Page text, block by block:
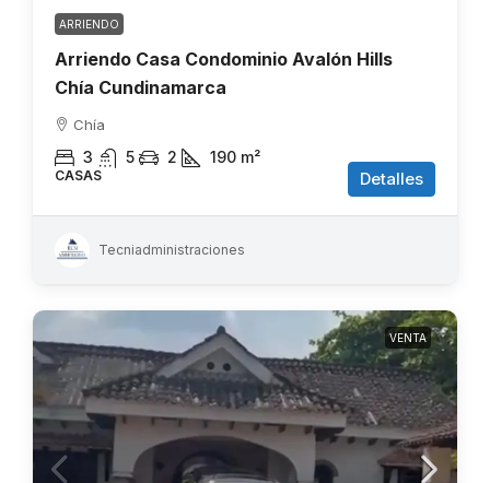
ARRIENDO
Arriendo Casa Condominio Avalón Hills
Chía Cundinamarca
Chía
3 5 2 190 m²
CASAS Detalles
Tecniadministraciones
VENTA